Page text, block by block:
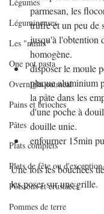
Légumineuses
Les "minis"
One pot pasta
Overnight oatmeal
Pains et brioches
Pâtes
Plats complets
Plats de fête ou d'exception
Poissons et crustacés
Pommes de terre
parmesan, les
truffe et un peu de
jusqu'à l'obtention
homogène.
disposer le moule
plaque aluminium
la pâte dans les
d'une poche à
douille unie.
enfourner 15min
Une fois les bouchées
les poser sur une grille.